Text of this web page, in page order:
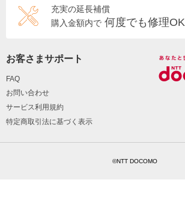
充実の延長補償
購入金額内で 何度でも修理OK
お客さまサポート
FAQ
お問い合わせ
サービス利用規約
特定商取引法に基づく表示
©NTT DOCOMO